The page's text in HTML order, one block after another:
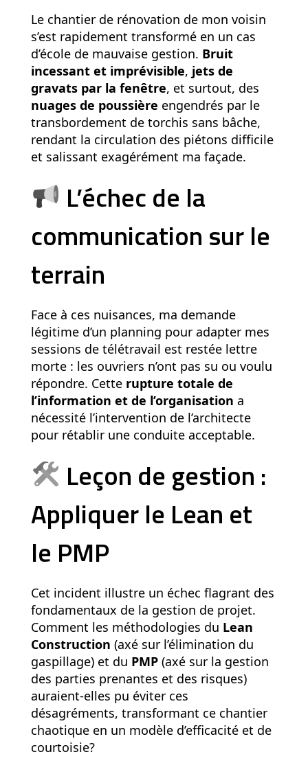
a
P
Le chantier de rénovation de mon voisin
s’est rapidement transformé en un cas
d’école de mauvaise gestion. Bruit
incessant et imprévisible, jets de
gravats par la fenêtre, et surtout, des
nuages de poussière engendrés par le
transbordement de torchis sans bâche,
rendant la circulation des piétons difficile
et salissant exagérément ma façade.
L’échec de la
communication sur le
terrain
Face à ces nuisances, ma demande
légitime d’un planning pour adapter mes
sessions de télétravail est restée lettre
morte : les ouvriers n’ont pas su ou voulu
répondre. Cette rupture totale de
l’information et de l’organisation a
nécessité l’intervention de l’architecte
pour rétablir une conduite acceptable.
Leçon de gestion :
Appliquer le Lean et
le PMP
Cet incident illustre un échec flagrant des
fondamentaux de la gestion de projet.
Comment les méthodologies du Lean
Construction (axé sur l’élimination du
gaspillage) et du PMP (axé sur la gestion
des parties prenantes et des risques)
auraient-elles pu éviter ces
désagréments, transformant ce chantier
chaotique en un modèle d’efficacité et de
courtoisie?